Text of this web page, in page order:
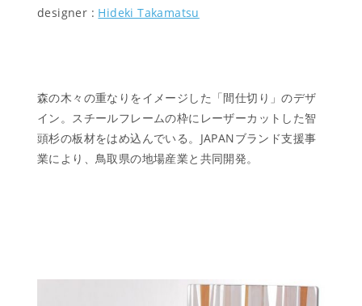
designer : Hideki Takamatsu
森の木々の重なりをイメージした「間仕切り」のデザ
イン。スチールフレームの枠にレーザーカットした智
頭杉の板材をはめ込んでいる。JAPANブランド支援事
業により、鳥取県の地場産業と共同開発。